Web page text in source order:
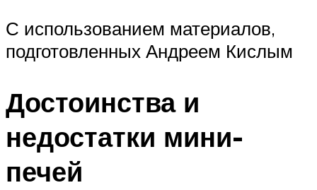
С использованием материалов,
подготовленных Андреем Кислым
Достоинства и
недостатки мини-
печей